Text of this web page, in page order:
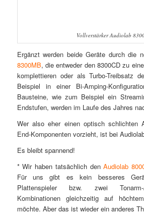
Vollverstärker Audiolab
Ergänzt werden beide Geräte durch die
8300MB, die entweder den 8300CD zu
komplettieren oder als Turbo-Treibsatz
Beispiel in einer Bi-Amping-
Bausteine, wie zum Beispiel ein
Endstufen, werden im Laufe des Jahres
Wer also eher einen optisch schlichten
End-Komponenten vorzieht, ist bei
Es bleibt spannend!
* Wir haben tatsächlich denAudiolab
Für uns gibt es kein besseres
Plattenspieler bzw. zwei Tonarm-/
Kombinationen gleichzeitig auf
möchte. Aber das ist wieder ein anderes